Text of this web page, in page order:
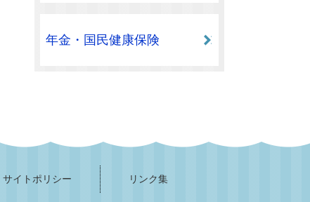
年金・国民健康保険
サイトポリシー リンク集